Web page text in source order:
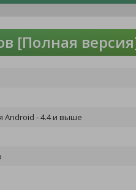
[Полная
Android - 4.4 и выше